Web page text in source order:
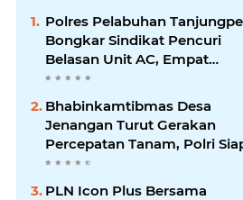
Polres Pelabuhan
Bongkar Sindikat Pencuri
Belasan Unit AC, Empat
Tersangka Diamankan
Bhabinkamtibmas Desa
Jenangan Turut Gerakan
Percepatan Tanam, Polri
Kawal Swasembada Pangan
Kabupaten Ponorogo
PLN Icon Plus Bersama